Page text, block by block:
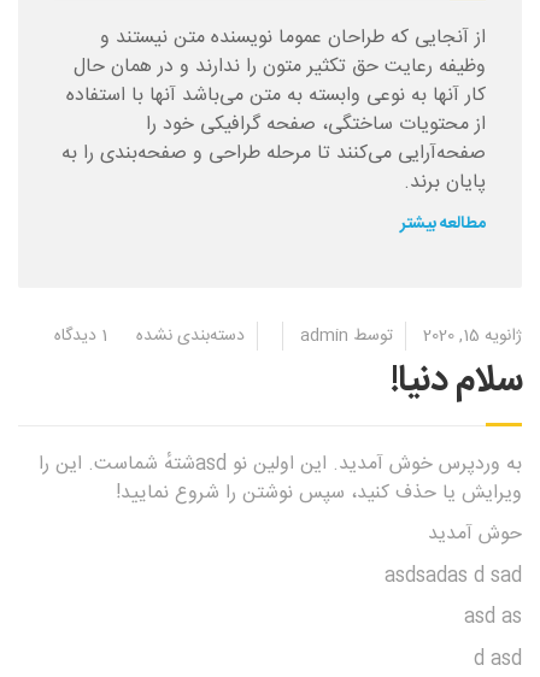
از آنجایی که طراحان عموما نویسنده متن نیستند و
وظیفه رعایت حق تکثیر متون را ندارند و در همان حال
کار آنها به نوعی وابسته به متن می‌باشد آنها با استفاده
از محتویات ساختگی، صفحه گرافیکی خود را
صفحه‌آرایی می‌کنند تا مرحله طراحی و صفحه‌بندی را به
پایان برند.
مطالعه بیشتر
ژانویه 15, 2020 توسط admin دسته‌بندی نشده 1 دیدگاه
سلام دنیا!
به وردپرس خوش آمدید. این اولین نو asdشتهٔ شماست. این را
ویرایش یا حذف کنید، سپس نوشتن را شروع نمایید!
حوش آمدید
asdsadas d sad
asd as
d asd